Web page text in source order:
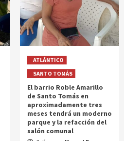
ATLÁNTICO
SANTO TOMÁS
El barrio Roble Amarillo
de Santo Tomás en
aproximadamente tres
meses tendrá un moderno
parque y la refacción del
salón comunal